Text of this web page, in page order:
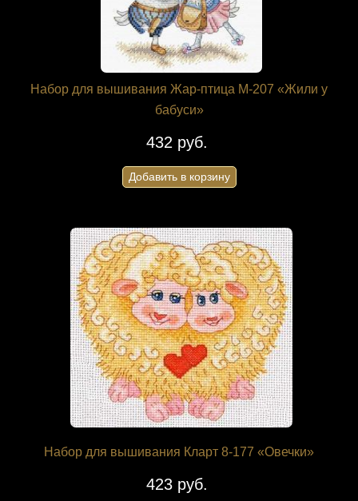
Набор для вышивания Жар-птица М-207 «Жили у
бабуси»
432 руб.
Добавить в корзину
Набор для вышивания Кларт 8-177 «Овечки»
423 руб.